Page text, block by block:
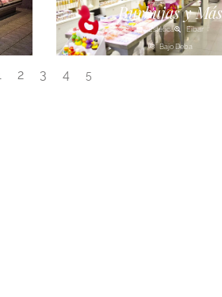
Burbujas y Más
Estética Eibar
Bajo Deba
2 3 4 5